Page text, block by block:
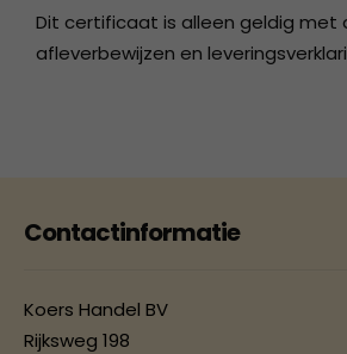
Dit certificaat is alleen geldig met
afleverbewijzen en
Contactinformatie
Koers Handel BV
Rijksweg 198